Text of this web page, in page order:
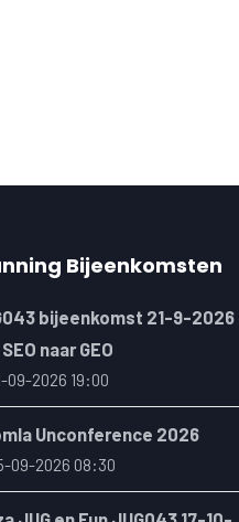
Bijeenkomsten
bijeenkomst 21-9-2026
naar GEO
09-2026 19:00
Unconference 2026
09-2026 08:30